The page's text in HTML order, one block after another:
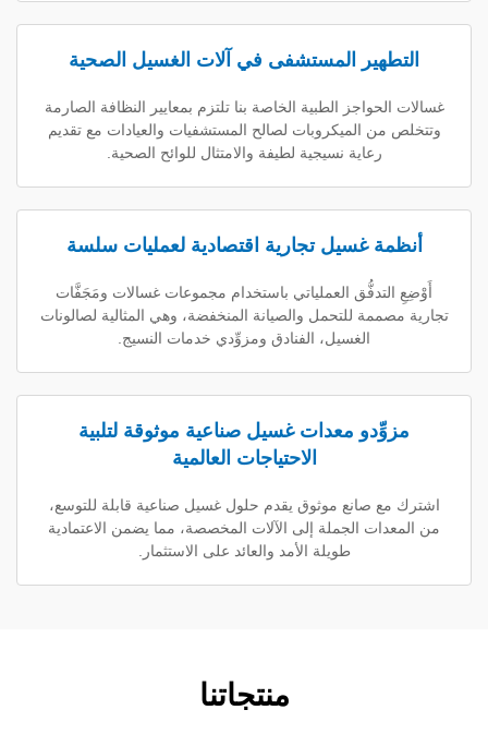
المستشفى في آلات الغسيل الصحية
الطبية الخاصة بنا تلتزم بمعايير النظافة الصارمة
الميكروبات لصالح المستشفيات والعيادات مع تقديم
رعاية نسيجية لطيفة والامتثال للوائح الصحية.
غسيل تجارية اقتصادية لعمليات سلسة
العملياتي باستخدام مجموعات غسالات ومَجَفَّات
للتحمل والصيانة المنخفضة، وهي المثالية لصالونات
الغسيل، الفنادق ومزوِّدي خدمات النسيج.
معدات غسيل صناعية موثوقة لتلبية
الاحتياجات العالمية
صانع موثوق يقدم حلول غسيل صناعية قابلة للتوسع،
الجملة إلى الآلات المخصصة، مما يضمن الاعتمادية
طويلة الأمد والعائد على الاستثمار.